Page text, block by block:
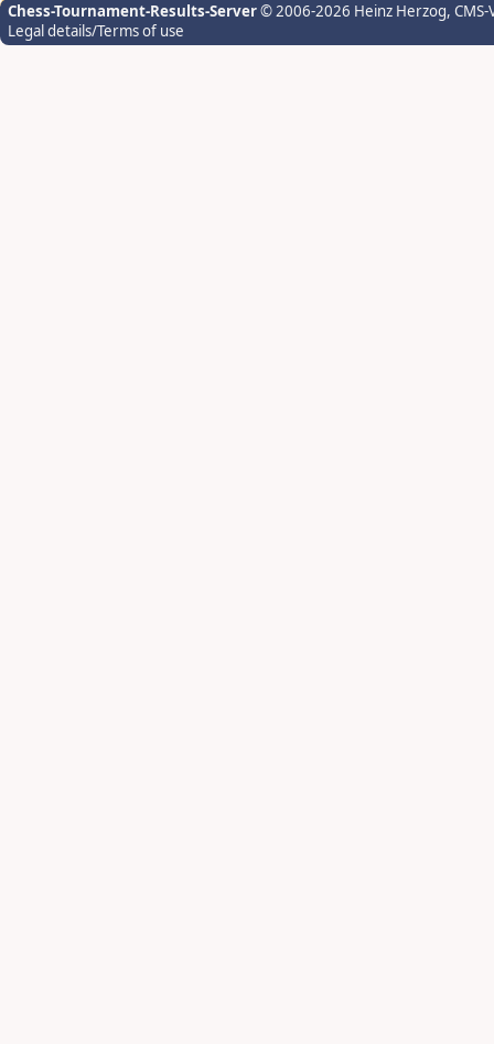
Chess-Tournament-Results-Server© 2006-2026 Heinz Herzog,
Legal details/Terms of use